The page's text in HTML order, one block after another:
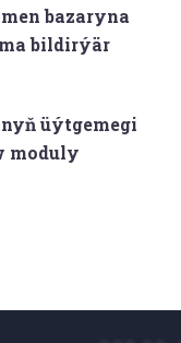
bazaryna
bildirýär
üýtgemegi
moduly